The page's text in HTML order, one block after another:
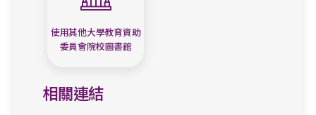
使用其他大學教育資助
委員會院校圖書館
相關連結